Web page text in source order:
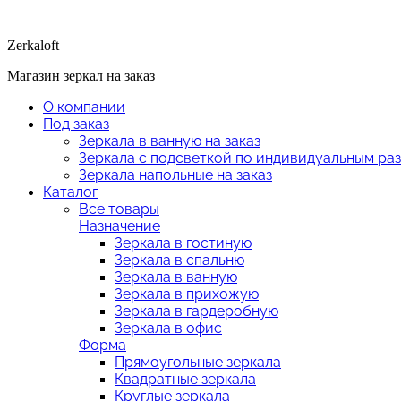
Zerkaloft
Магазин зеркал на заказ
О компании
Под заказ
Зеркала в ванную на заказ
Зеркала с подсветкой по индивидуальным
Зеркала напольные на заказ
Каталог
Все товары
Назначение
Зеркала в гостиную
Зеркала в спальню
Зеркала в ванную
Зеркала в прихожую
Зеркала в гардеробную
Зеркала в офис
Форма
Прямоугольные зеркала
Квадратные зеркала
Круглые зеркала